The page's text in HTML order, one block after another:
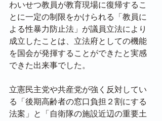
わいせつ教員が教育現場に復帰するこ
とに一定の制限をかけられる「教員に
よる性暴力防止法」が議員立法により
成立したことは、立法府としての機能
を国会が発揮することができたと実感
できた出来事でした。
立憲民主党や共産党が強く反対してい
る「後期高齢者の窓口負担２割にする
法案」と「自衛隊の施設近辺の重要土